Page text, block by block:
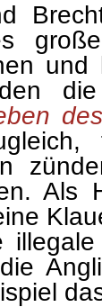
und
Als